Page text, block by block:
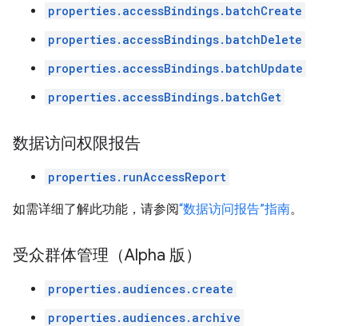
properties.accessBindings.batchCreate
properties.accessBindings.batchDelete
properties.accessBindings.batchUpdate
properties.accessBindings.batchGet
数据访问权限报告
properties.runAccessReport
如需详细了解此功能，请参阅“数据访问报告”指南。
受众群体管理（Alpha 版）
properties.audiences.create
properties.audiences.archive